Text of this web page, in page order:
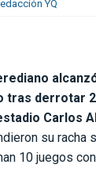
YQ
tras derrotar
Carlos
su racha
10 juegos